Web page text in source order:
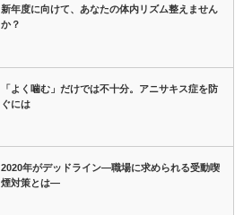
新年度に向けて、あなたの体内リズム整えません
か？
「よく噛む」だけでは不十分。アニサキス症を防
ぐには
2020年がデッドライン―職場に求められる受動喫
煙対策とは―